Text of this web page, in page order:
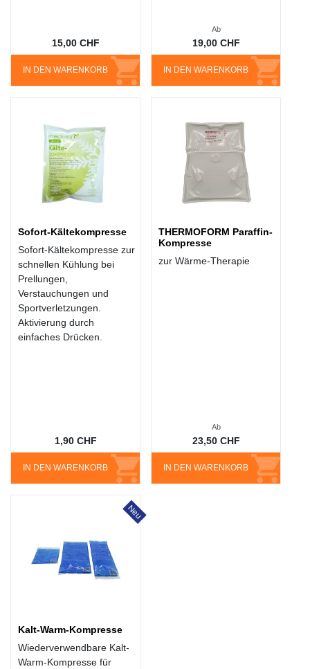
IN DEN WARENKORB
15,00 CHF
IN DEN WARENKORB
Ab
19,00 CHF
Sofort-Kältekompresse
Sofort-Kältekompresse zur
schnellen Kühlung bei
Prellungen,
Verstauchungen und
Sportverletzungen.
Aktivierung durch
einfaches Drücken.
IN DEN WARENKORB
1,90 CHF
THERMOFORM Paraffin-
Kompresse
zur Wärme-Therapie
IN DEN WARENKORB
Ab
23,50 CHF
Kalt-Warm-Kompresse
Wiederverwendbare Kalt-
Warm-Kompresse für
Neu